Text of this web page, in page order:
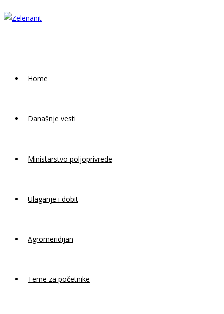
Skip
to
Home
Današnje vesti
Ministarstvo poljoprivrede
Ulaganje i dobit
Agromeridijan
Teme za početnike